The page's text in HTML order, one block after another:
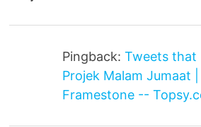
Pingback:Tweets that
Projek Malam Jumaat
Framestone --